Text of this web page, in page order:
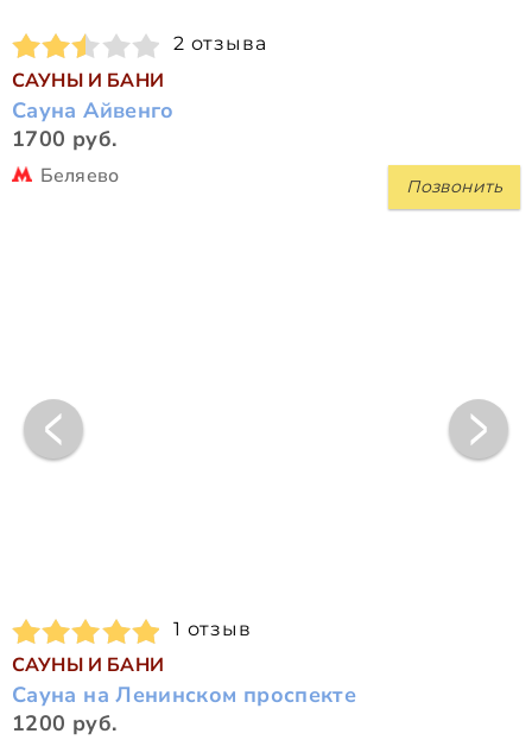
2 отзыва
САУНЫ И БАНИ
Сауна Айвенго
1700 руб.
Позвонить
Беляево
1 отзыв
САУНЫ И БАНИ
Сауна на Ленинском проспекте
1200 руб.